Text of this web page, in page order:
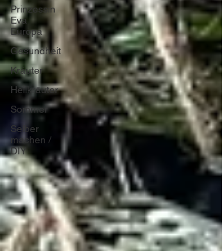
Prinzessin
Eva
Europa
Gesundheit
Kräuter
Heilkräuter
Sommer
Selber
machen /
DIY